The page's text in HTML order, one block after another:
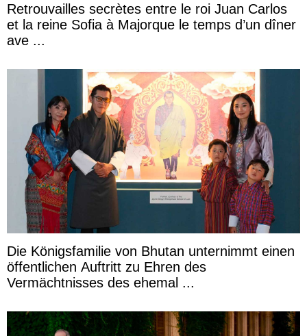
Retrouvailles secrètes entre le roi Juan Carlos
et la reine Sofia à Majorque le temps d’un dîner
ave ...
Die Königsfamilie von Bhutan unternimmt einen
öffentlichen Auftritt zu Ehren des
Vermächtnisses des ehemal ...